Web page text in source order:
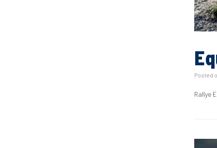
Posted
Rallye